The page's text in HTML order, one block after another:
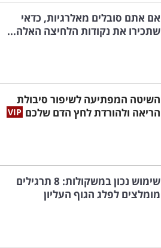
אם אתם סובלים מאלרגיות, כדאי
שתכירו את נקודות הלחיצה האלה...
השיטה המפתיעה לשיפור סיבולת
הריאה ולהורדת לחץ הדם שלכם
שימוש נכון במשקולות: 8 תרגילים
מומלצים לפלג הגוף העליון